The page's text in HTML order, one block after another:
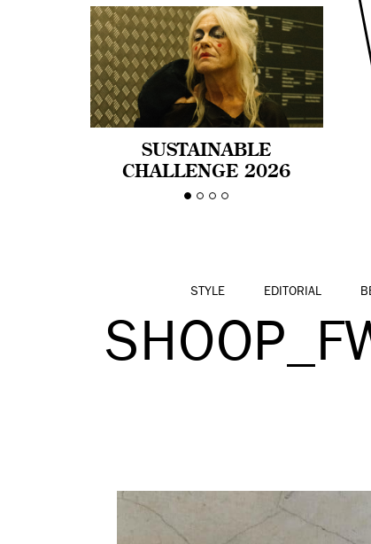
SUSTAINABLE
CHALLENGE 2026
CELEBRA LA
STYLE EDITORIAL